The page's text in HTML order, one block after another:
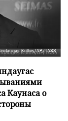
Kulbis/AP/TASS
Каунаса о